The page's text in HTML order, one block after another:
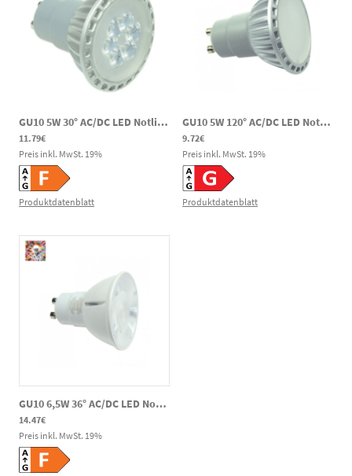
GU10 5W 30° AC/DC LED Notlicht Spot PAR16 400lm 2700K 185-269VV DC 230V AC
11.79€
Preis inkl. MwSt. 19%
Produktdatenblatt
GU10 5W 120° AC/DC LED Notlicht Spot PAR16 340lm 2700K 185-269VV DC 230V AC
9.72€
Preis inkl. MwSt. 19%
Produktdatenblatt
GU10 6,5W 36° AC/DC LED Notlicht Spot CRI90 600lm 5000K 80-269V DC 220-240V AC
14.47€
Preis inkl. MwSt. 19%